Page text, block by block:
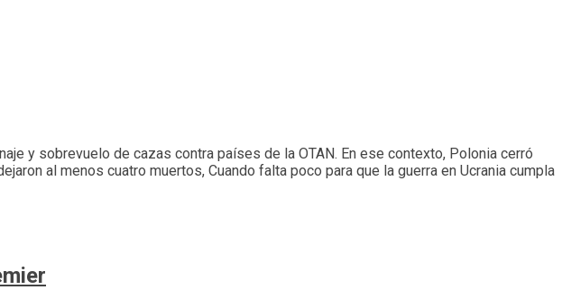
y sobrevuelo de cazas contra países de la OTAN. En ese contexto, Polonia cerró
al menos cuatro muertos, Cuando falta poco para que la guerra en Ucrania cumpla